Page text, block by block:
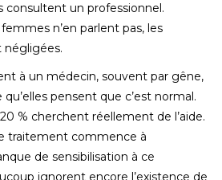
consultent un professionnel.
n’en parlent pas, les
négligées.
à un médecin, souvent par gêne,
pensent que c’est normal.
% cherchent réellement de l’aide.
traitement commence à
de sensibilisation à ce
ignorent encore l’existence de